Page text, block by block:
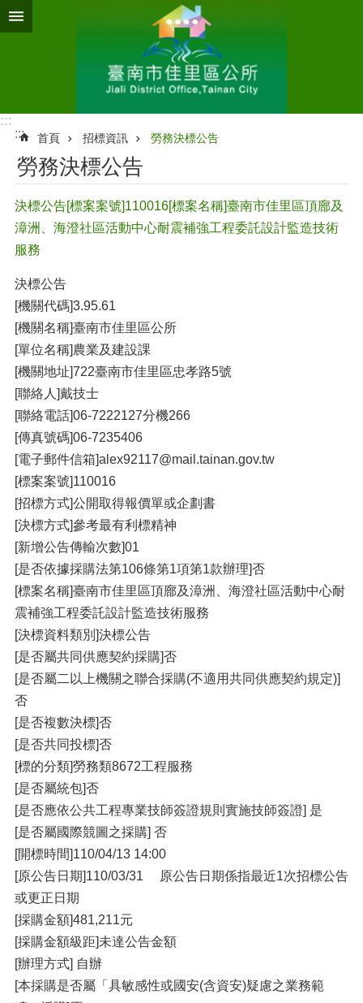
跳到主要內容區塊
:::
:::
首頁 招標資訊 勞務決標公告
勞務決標公告
決標公告[標案案號]110016[標案名稱]臺南市佳里區頂廍及
漳洲、海澄社區活動中心耐震補強工程委託設計監造技術
服務
決標公告
[機關代碼]3.95.61
[機關名稱]臺南市佳里區公所
[單位名稱]農業及建設課
[機關地址]722臺南市佳里區忠孝路5號
[聯絡人]戴技士
[聯絡電話]06-7222127分機266
[傳真號碼]06-7235406
[電子郵件信箱]alex92117@mail.tainan.gov.tw
[標案案號]110016
[招標方式]公開取得報價單或企劃書
[決標方式]參考最有利標精神
[新增公告傳輸次數]01
[是否依據採購法第106條第1項第1款辦理]否
[標案名稱]臺南市佳里區頂廍及漳洲、海澄社區活動中心耐
震補強工程委託設計監造技術服務
[決標資料類別]決標公告
[是否屬共同供應契約採購]否
[是否屬二以上機關之聯合採購(不適用共同供應契約規定)]
否
[是否複數決標]否
[是否共同投標]否
[標的分類]勞務類8672工程服務
[是否屬統包]否
[是否應依公共工程專業技師簽證規則實施技師簽證] 是
[是否屬國際競圖之採購] 否
[開標時間]110/04/13 14:00
[原公告日期]110/03/31 原公告日期係指最近1次招標公告
或更正日期
[採購金額]481,211元
[採購金額級距]未達公告金額
[辦理方式] 自辦
[本採購是否屬「具敏感性或國安(含資安)疑慮之業務範